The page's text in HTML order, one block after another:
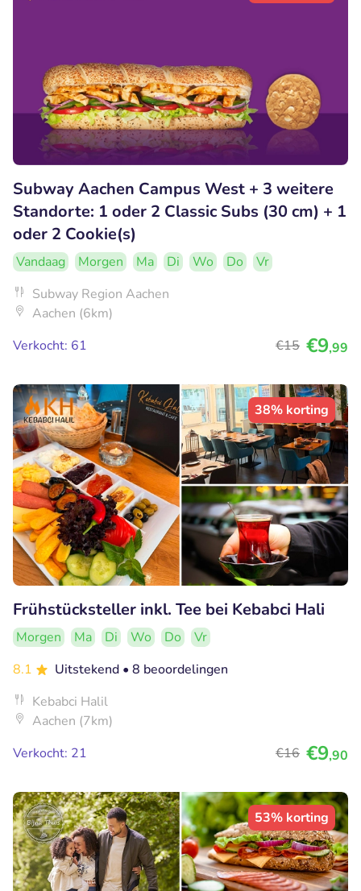
Subway Aachen Campus West + 3 weitere
Standorte: 1 oder 2 Classic Subs (30 cm) + 1
oder 2 Cookie(s)
Vandaag Morgen Ma Di Wo Do
Vr
Subway Region Aachen
Aachen (6km)
Verkocht: 61
€15 €9,99
38% korting
Frühstücksteller inkl. Tee bei Kebabci Hali
Morgen Ma Di Wo Do
Vr
8.1
Uitstekend • 8 beoordelingen
Kebabci Halil
Aachen (7km)
Verkocht: 21
€16 €9,90
53% korting